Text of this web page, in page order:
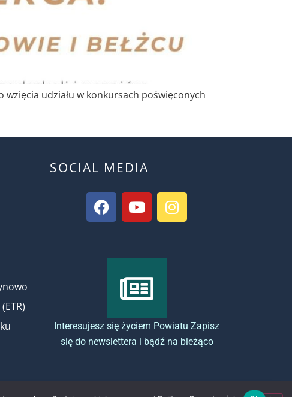
udziału w konkursach poświęconych
SOCIAL MEDIA
Interesujesz się życiem Powiatu Zapisz
się do newslettera i bądź na bieżąco